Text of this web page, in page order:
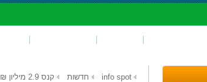
info spot חדשות
קנס 2.9